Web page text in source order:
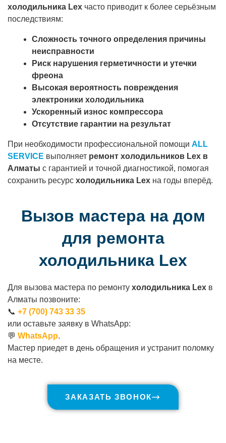
холодильника Lex часто приводит к более серьёзным
последствиям:
Сложность точного определения причины
неисправности
Риск нарушения герметичности и утечки
фреона
Высокая вероятность повреждения
электроники холодильника
Ускоренный износ компрессора
Отсутствие гарантии на результат
При необходимости профессиональной помощи ALL
SERVICE выполняет ремонт холодильников Lex в
Алматы с гарантией и точной диагностикой, помогая
сохранить ресурс холодильника Lex на годы вперёд.
Вызов мастера на дом
для ремонта
холодильника Lex
Для вызова мастера по ремонту холодильника Lex в
Алматы позвоните:
📞 +7 (700) 743 33 35
или оставьте заявку в WhatsApp:
💬 WhatsApp.
Мастер приедет в день обращения и устранит поломку
на месте.
ЗАКАЗАТЬ ЗВОНОК